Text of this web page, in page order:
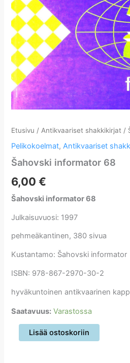
Etusivu / Antikvaariset shakkikirjat /
Pelikokoelmat,Antikvaariset
Šahovski informator 68
6,00€
Šahovski informator 68
Julkaisuvuosi: 1997
pehmeäkantinen, 380 sivua
Kustantamo: Šahovski informator
ISBN: 978-867-2970-30-2
hyväkuntoinen antikvaarinen
Saatavuus: Varastossa
Šahovski
informator
Lisää ostoskoriin